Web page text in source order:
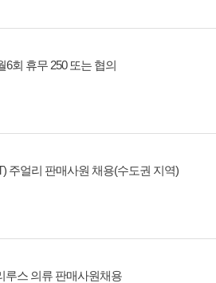
회 휴무 250 또는 협의
주얼리 판매사원 채용(수도권 지역)
루스 의류 판매사원채용